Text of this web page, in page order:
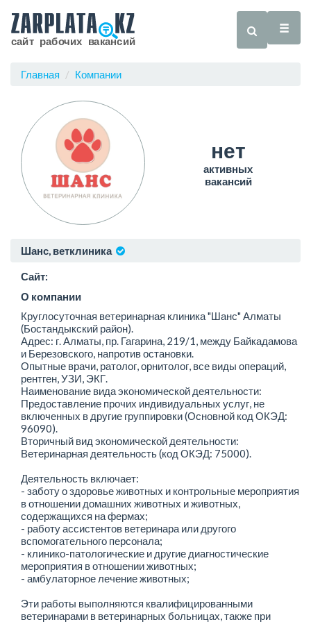
Главная Компании
нет
активных
вакансий
Шанс, ветклиника
Сайт:
О компании
Круглосуточная ветеринарная клиника "Шанс" Алматы
(Бостандыкский район).
Адрес: г. Алматы, пр. Гагарина, 219/1, между Байкадамова
и Березовского, напротив остановки.
Опытные врачи, ратолог, орнитолог, все виды операций,
рентген, УЗИ, ЭКГ.
Наименование вида экономической деятельности:
Предоставление прочих индивидуальных услуг, не
включенных в другие группировки (Основной код ОКЭД:
96090).
Вторичный вид экономической деятельности:
Ветеринарная деятельность (код ОКЭД: 75000).
Деятельность включает:
- заботу о здоровье животных и контрольные мероприятия
в отношении домашних животных и животных,
содержащихся на фермах;
- работу ассистентов ветеринара или другого
вспомогательного персонала;
- клинико-патологические и другие диагностические
мероприятия в отношении животных;
- амбулаторное лечение животных;
Эти работы выполняются квалифицированными
ветеринарами в ветеринарных больницах, также при